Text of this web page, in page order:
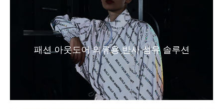
패션 아웃도어 의류용 반사 섬유 솔루션